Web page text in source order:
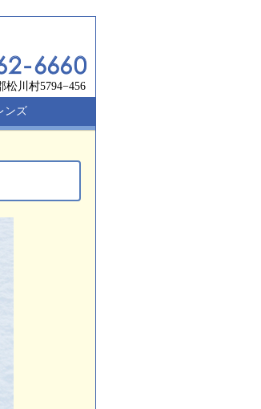
松川村5794−456
ンズ